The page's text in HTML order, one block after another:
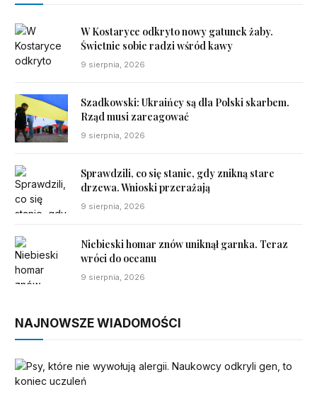
W Kostaryce odkryto nowy gatunek żaby.
Świetnie sobie radzi wśród kawy
9 sierpnia, 2026
Szadkowski: Ukraińcy są dla Polski skarbem.
Rząd musi zareagować
9 sierpnia, 2026
Sprawdzili, co się stanie, gdy znikną stare
drzewa. Wnioski przerażają
9 sierpnia, 2026
Niebieski homar znów uniknął garnka. Teraz
wróci do oceanu
9 sierpnia, 2026
NAJNOWSZE WIADOMOŚCI